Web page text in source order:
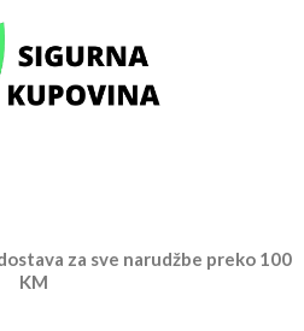
za sve narudžbe preko 100
KM